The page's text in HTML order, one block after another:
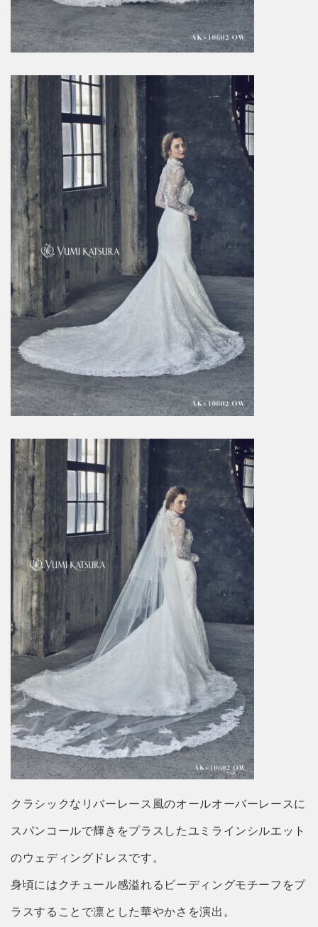
クラシックなリバーレース風のオールオーバーレースに
スパンコールで輝きをプラスしたユミラインシルエット
のウェディングドレスです。
身頃にはクチュール感溢れるビーディングモチーフをプ
ラスすることで凛とした華やかさを演出。